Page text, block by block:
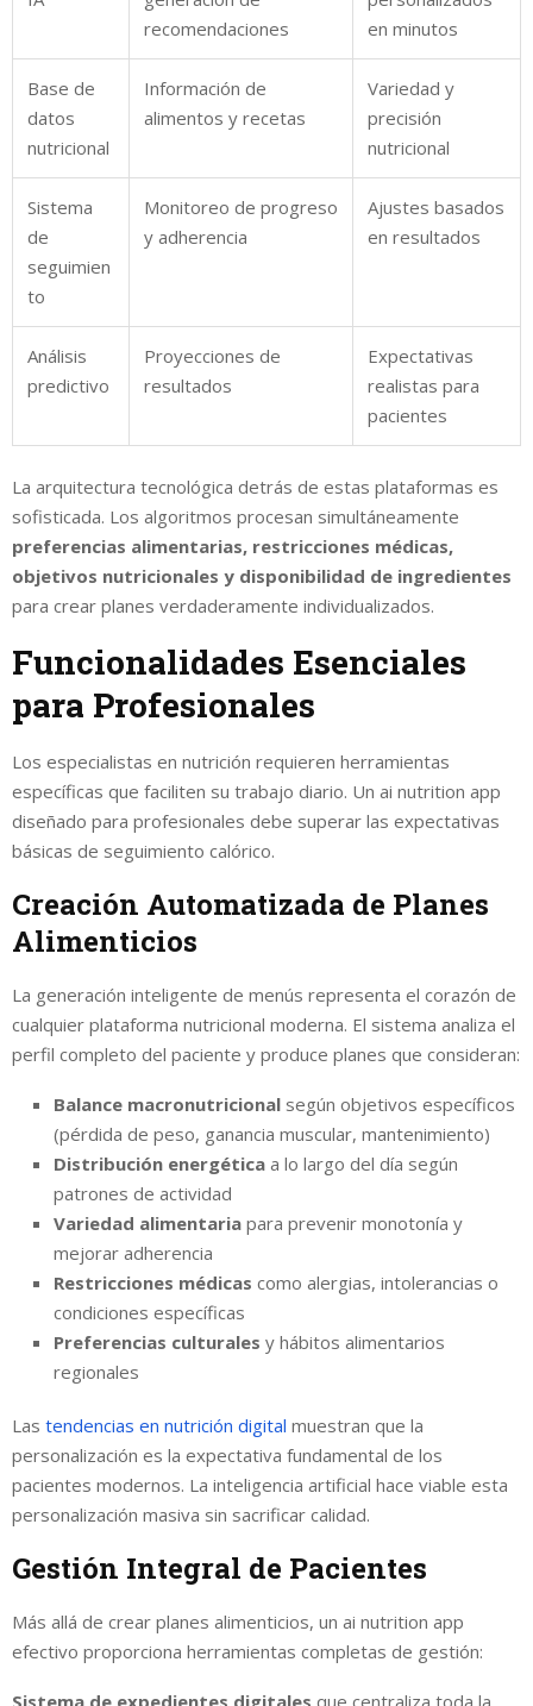
recomendaciones
en minutos
Base de
datos
nutricional
Información de
alimentos y recetas
Variedad y
precisión
nutricional
Sistema
de
seguimien
to
Monitoreo de progreso
y adherencia
Ajustes basados
en resultados
Análisis
predictivo
Proyecciones de
resultados
Expectativas
realistas para
pacientes
La arquitectura tecnológica detrás de estas plataformas es
sofisticada. Los algoritmos procesan simultáneamente
preferencias alimentarias, restricciones médicas,
objetivos nutricionales y disponibilidad de ingredientes
para crear planes verdaderamente individualizados.
Funcionalidades Esenciales
para Profesionales
Los especialistas en nutrición requieren herramientas
específicas que faciliten su trabajo diario. Un ai nutrition app
diseñado para profesionales debe superar las expectativas
básicas de seguimiento calórico.
Creación Automatizada de Planes
Alimenticios
La generación inteligente de menús representa el corazón de
cualquier plataforma nutricional moderna. El sistema analiza el
perfil completo del paciente y produce planes que consideran:
Balance macronutricional según objetivos específicos
(pérdida de peso, ganancia muscular, mantenimiento)
Distribución energética a lo largo del día según
patrones de actividad
Variedad alimentaria para prevenir monotonía y
mejorar adherencia
Restricciones médicas como alergias, intolerancias o
condiciones específicas
Preferencias culturales y hábitos alimentarios
regionales
Las tendencias en nutrición digital muestran que la
personalización es la expectativa fundamental de los
pacientes modernos. La inteligencia artificial hace viable esta
personalización masiva sin sacrificar calidad.
Gestión Integral de Pacientes
Más allá de crear planes alimenticios, un ai nutrition app
efectivo proporciona herramientas completas de gestión:
Sistema de expedientes digitales que centraliza toda la